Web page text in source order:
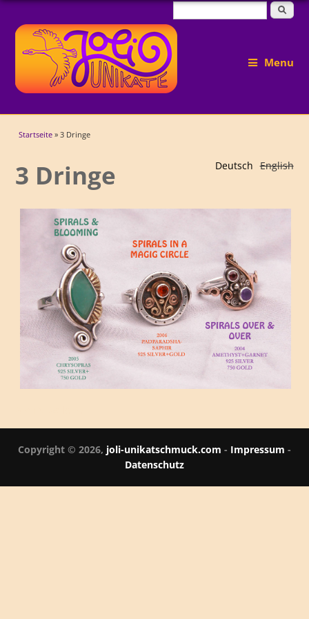
Suchformular Suche
Menu
Sie sind hier
Startseite » 3 Dringe
English
Deutsch
3 Dringe
Copyright © 2026, joli-unikatschmuck.com - Impressum -
Datenschutz